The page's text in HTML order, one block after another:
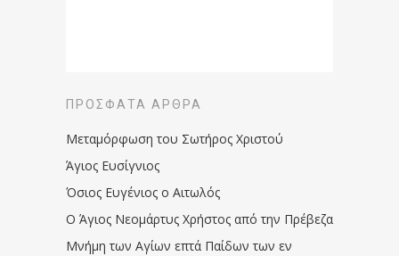
ΠΡΌΣΦΑΤΑ ΆΡΘΡΑ
Μεταμόρφωση του Σωτήρος Χριστού
Άγιος Ευσίγνιος
Όσιος Ευγένιος ο Αιτωλός
Ο Άγιος Νεομάρτυς Χρήστος από την Πρέβεζα
Μνήμη των Aγίων επτά Παίδων των εν